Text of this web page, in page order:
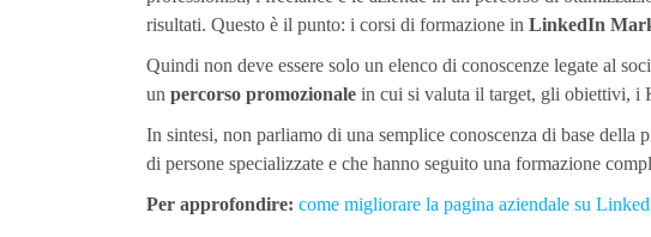
risultati. Questo è il punto: i corsi di formazione in LinkedIn
Quindi non deve essere solo un elenco di conoscenze legate al
un percorso promozionale in cui si valuta il target, gli obiettivi, i
In sintesi, non parliamo di una semplice conoscenza di base
di persone specializzate e che hanno seguito una formazione
Per approfondire: come migliorare la pagina aziendale su